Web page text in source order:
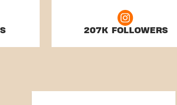
207K FOLLOWERS